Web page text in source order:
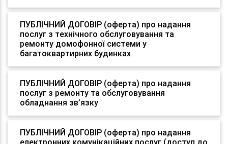
ПУБЛІЧНИЙ ДОГОВІР (оферта) про надання
послуг з технічного обслуговування та
ремонту домофонної системи у
багатоквартирних будинках
ПУБЛІЧНИЙ ДОГОВІР (оферта) про надання
послуг з ремонту та обслуговування
обладнання зв’язку
ПУБЛІЧНИЙ ДОГОВІР (оферта) про надання
електронних комунікаційних послуг (доступ до